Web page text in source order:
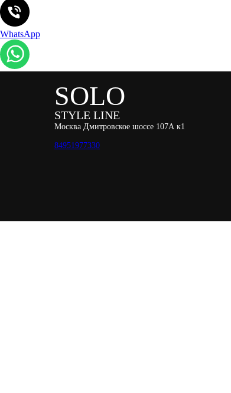
WhatsApp
SOLO
STYLE LINE
Москва Дмитровское шоссе 107А к1
84951977330